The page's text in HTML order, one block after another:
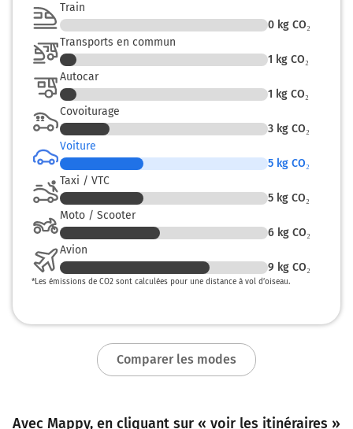
Train
0 kg CO₂
Transports en commun
1 kg CO₂
Autocar
1 kg CO₂
Covoiturage
3 kg CO₂
Voiture
5 kg CO₂
Taxi / VTC
5 kg CO₂
Moto / Scooter
6 kg CO₂
Avion
9 kg CO₂
*Les émissions de CO2 sont calculées pour une distance à vol d’oiseau.
Comparer les modes
Avec Mappy, en cliquant sur « voir les itinéraires »